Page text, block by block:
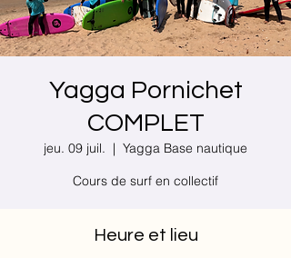
Yagga Pornichet
COMPLET
jeu. 09 juil.
  |
Yagga Base nautique
Cours de surf en collectif
Heure et lieu